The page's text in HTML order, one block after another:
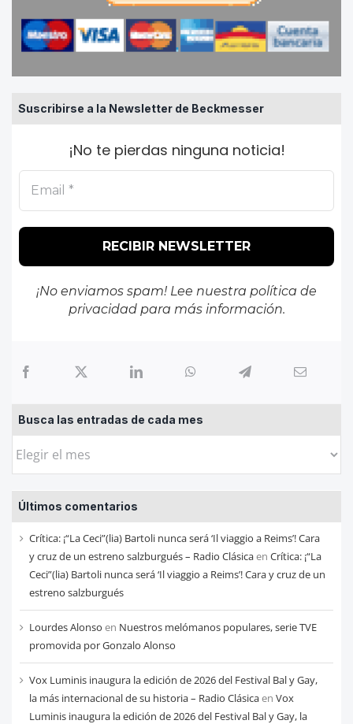
Suscribirse a la Newsletter de Beckmesser
¡No te pierdas ninguna noticia!
¡No enviamos spam! Lee nuestra política de
privacidadpara más información.
Busca las entradas de cada mes
Busca
entradas
de
cada
mes
Últimos comentarios
Crítica: ¡“La Ceci”(lia) Bartoli nunca será ‘Il viaggio a Reims’! Cara
y cruz de un estreno salzburgués – Radio Clásicaen Crítica: ¡“La
Ceci”(lia) Bartoli nunca será ‘Il viaggio a Reims’! Cara y cruz de un
estreno salzburgués
Lourdes Alonso en Nuestros melómanos populares, serie TVE
promovida por Gonzalo Alonso
Vox Luminis inaugura la edición de 2026 del Festival Bal y Gay,
la más internacional de su historia – Radio Clásicaen Vox
Luminis inaugura la edición de 2026 del Festival Bal y Gay, la